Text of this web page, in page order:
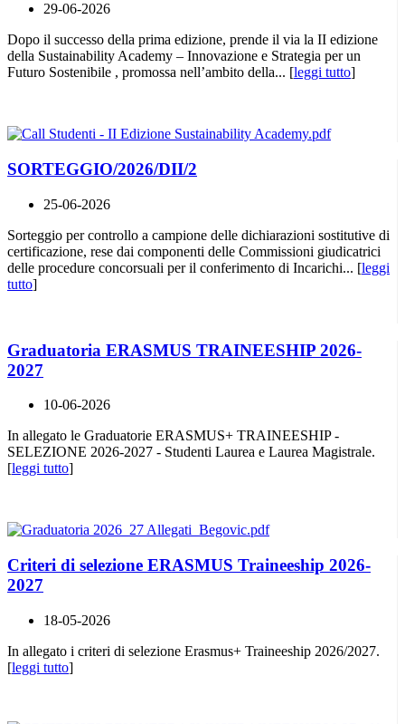
29-06-2026
Dopo il successo della prima edizione, prende il via la II edizione
della Sustainability Academy – Innovazione e Strategia per un
Futuro Sostenibile , promossa nell’ambito della... [leggi tutto]
SORTEGGIO/2026/DII/2
25-06-2026
Sorteggio per controllo a campione delle dichiarazioni sostitutive di
certificazione, rese dai componenti delle Commissioni giudicatrici
delle procedure concorsuali per il conferimento di Incarichi... [leggi
tutto]
Graduatoria ERASMUS TRAINEESHIP 2026-
2027
10-06-2026
In allegato le Graduatorie ERASMUS+ TRAINEESHIP -
SELEZIONE 2026-2027 - Studenti Laurea e Laurea Magistrale.
[leggi tutto]
Criteri di selezione ERASMUS Traineeship 2026-
2027
18-05-2026
In allegato i criteri di selezione Erasmus+ Traineeship 2026/2027.
[leggi tutto]